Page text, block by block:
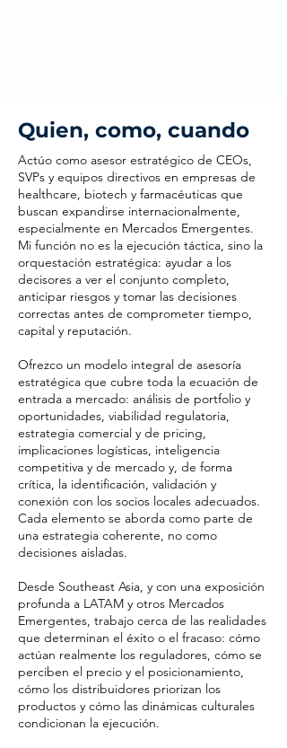
Quien, como, cuando
Actúo como asesor estratégico de CEOs,
SVPs y equipos directivos en empresas de
healthcare, biotech y farmacéuticas que
buscan expandirse internacionalmente,
especialmente en Mercados Emergentes.
Mi función no es la ejecución táctica, sino la
orquestación estratégica: ayudar a los
decisores a ver el conjunto completo,
anticipar riesgos y tomar las decisiones
correctas antes de comprometer tiempo,
capital y reputación.
Ofrezco un modelo integral de asesoría
estratégica que cubre toda la ecuación de
entrada a mercado: análisis de portfolio y
oportunidades, viabilidad regulatoria,
estrategia comercial y de pricing,
implicaciones logísticas, inteligencia
competitiva y de mercado y, de forma
crítica, la identificación, validación y
conexión con los socios locales adecuados.
Cada elemento se aborda como parte de
una estrategia coherente, no como
decisiones aisladas.
Desde Southeast Asia, y con una exposición
profunda a LATAM y otros Mercados
Emergentes, trabajo cerca de las realidades
que determinan el éxito o el fracaso: cómo
actúan realmente los reguladores, cómo se
perciben el precio y el posicionamiento,
cómo los distribuidores priorizan los
productos y cómo las dinámicas culturales
condicionan la ejecución.